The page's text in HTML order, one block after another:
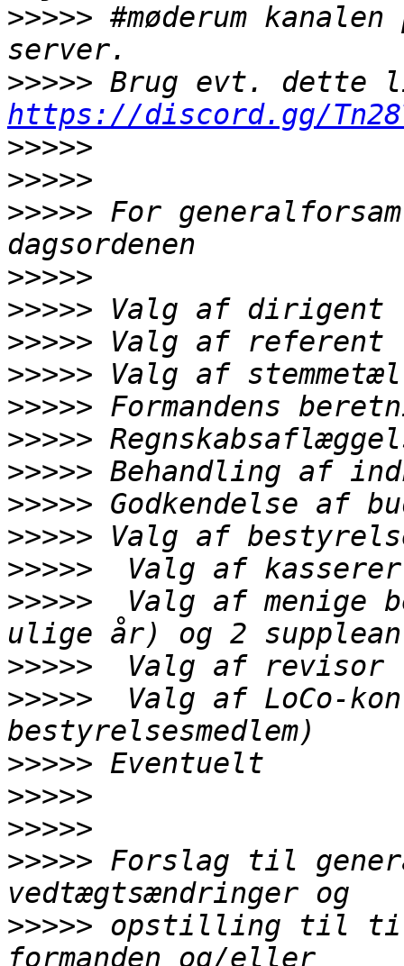
>>>>> #møderum
>>>>>
https://discord.gg/
>>>>>
>>>>>
>>>>> For
>>>>>
>>>>>
>>>>>
>>>>>
>>>>>
>>>>>
>>>>>
>>>>>
>>>>>
>>>>>
>>>>>
Valg af menige
>>>>>
>>>>>
Valg af LoCo-
>>>>>
>>>>>
>>>>>
>>>>> Forslag til
>>>>> opstilling til